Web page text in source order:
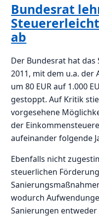
Bundesrat
ab
Der Bundesrat hat
2011, mit dem u.a.
um 80 EUR auf 1.000
gestoppt. Auf Kritik
vorgesehene
der
aufeinander folgende
Ebenfalls nicht
steuerlichen
wodurch
Sanierungen